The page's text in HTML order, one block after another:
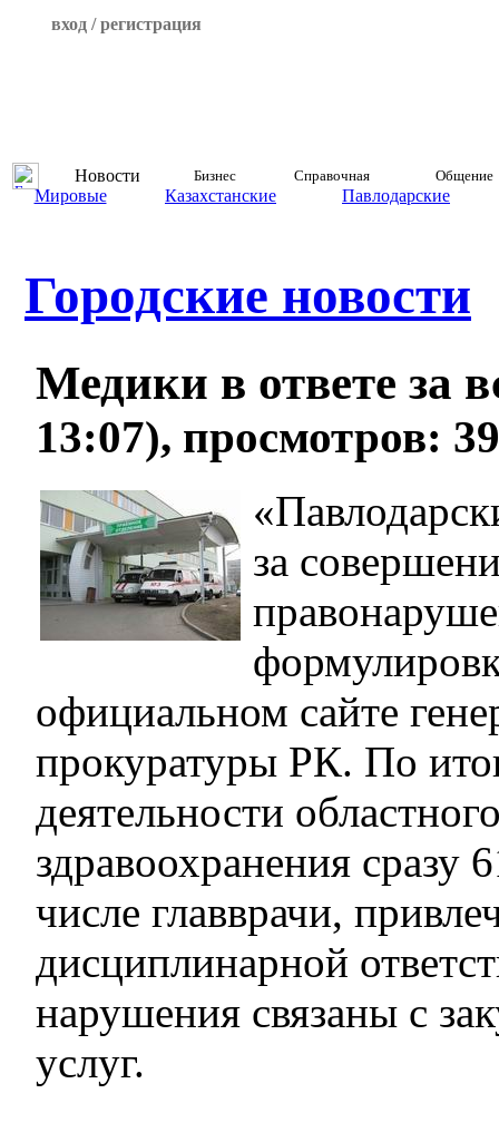
вход / регистрация
Новости Бизнес Справочная Общение
Мировые Казахстанские Павлодарские
Городские новости
Медики в ответе за
13:07), просмотров:
за
официальном сайте
прокуратуры РК. По
деятельности
здравоохранения сразу
числе главврачи,
дисциплинарной
нарушения связаны с
услуг.